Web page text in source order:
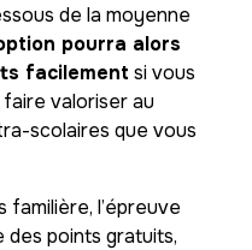
de la moyenne
pourra alors
facilement si vous
faire valoriser au
scolaires que vous
l’épreuve
des points gratuits,